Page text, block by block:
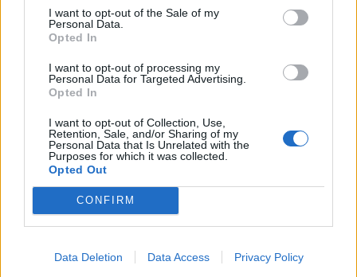
I want to opt-out of the Sale of my
Personal Data.
Opted In
I want to opt-out of processing my
Personal Data for Targeted Advertising.
Opted In
I want to opt-out of Collection, Use,
Retention, Sale, and/or Sharing of my
Personal Data that Is Unrelated with the
Purposes for which it was collected.
Opted Out
CONFIRM
Data Deletion Data Access Privacy Policy
Chevrolet Camaro Sport Coupé
Convertible "A Girls dream came
Rumpkullan
28 728 visningar439 kommentarer
Senaste foruminläggen
anledning.